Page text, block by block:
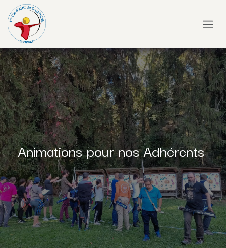
Se rendre au contenu
Animations pour nos Adhérents